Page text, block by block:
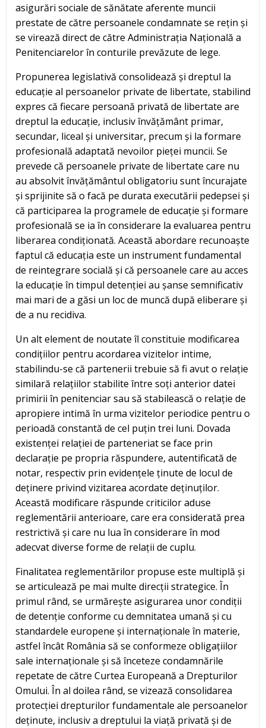
asigurări sociale de sănătate aferente muncii
prestate de către persoanele condamnate se rețin și
se virează direct de către Administrația Națională a
Penitenciarelor în conturile prevăzute de lege.
Propunerea legislativă consolidează și dreptul la
educație al persoanelor private de libertate, stabilind
expres că fiecare persoană privată de libertate are
dreptul la educație, inclusiv învățământ primar,
secundar, liceal și universitar, precum și la formare
profesională adaptată nevoilor pieței muncii. Se
prevede că persoanele private de libertate care nu
au absolvit învățământul obligatoriu sunt încurajate
și sprijinite să o facă pe durata executării pedepsei și
că participarea la programele de educație și formare
profesională se ia în considerare la evaluarea pentru
liberarea condiționată. Această abordare recunoaște
faptul că educația este un instrument fundamental
de reintegrare socială și că persoanele care au acces
la educație în timpul detenției au șanse semnificativ
mai mari de a găsi un loc de muncă după eliberare și
de a nu recidiva.
Un alt element de noutate îl constituie modificarea
condițiilor pentru acordarea vizitelor intime,
stabilindu-se că partenerii trebuie să fi avut o relație
similară relațiilor stabilite între soți anterior datei
primirii în penitenciar sau să stabilească o relație de
apropiere intimă în urma vizitelor periodice pentru o
perioadă constantă de cel puțin trei luni. Dovada
existenței relației de parteneriat se face prin
declarație pe propria răspundere, autentificată de
notar, respectiv prin evidențele ținute de locul de
deținere privind vizitarea acordate deținuților.
Această modificare răspunde criticilor aduse
reglementării anterioare, care era considerată prea
restrictivă și care nu lua în considerare în mod
adecvat diverse forme de relații de cuplu.
Finalitatea reglementărilor propuse este multiplă și
se articulează pe mai multe direcții strategice. În
primul rând, se urmărește asigurarea unor condiții
de detenție conforme cu demnitatea umană și cu
standardele europene și internaționale în materie,
astfel încât România să se conformeze obligațiilor
sale internaționale și să înceteze condamnările
repetate de către Curtea Europeană a Drepturilor
Omului. În al doilea rând, se vizează consolidarea
protecției drepturilor fundamentale ale persoanelor
deținute, inclusiv a dreptului la viață privată și de